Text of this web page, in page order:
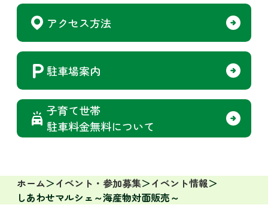
アクセス方法
駐車場案内
子育て世帯
駐車料金無料について
ホーム イベント・参加募集
イベント情報
しあわせマルシェ～海産物対面販売～